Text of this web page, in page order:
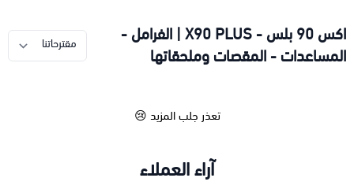
اكس 90 بلس - X90 PLUS | الفرامل -
المساعدات - المقصات وملحقاتها
تعذر جلب المزيد 😢
آراء العملاء